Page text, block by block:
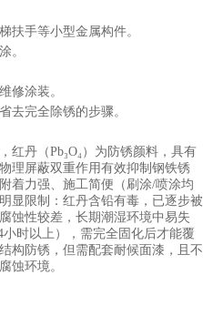
扶手等小型金属构件。
。
修涂装。
去完全除锈的步骤。
红丹（Pb₃O₄）为防锈颜料，具有
理屏蔽双重作用有效抑制钢铁锈
着力强、施工简便（刷涂/喷涂均
显限制：红丹含铅有毒，已逐步被
蚀性较差，长期潮湿环境中易失
时以上），需完全固化后才能覆
构防锈，但需配套耐候面漆，且不
蚀环境。